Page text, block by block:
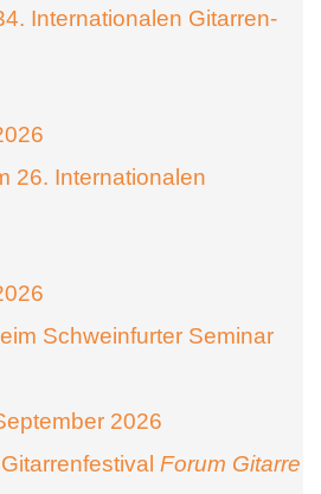
Internationalen Gitarren-
26. Internationalen
Schweinfurter Seminar
2026
Forum Gitarre